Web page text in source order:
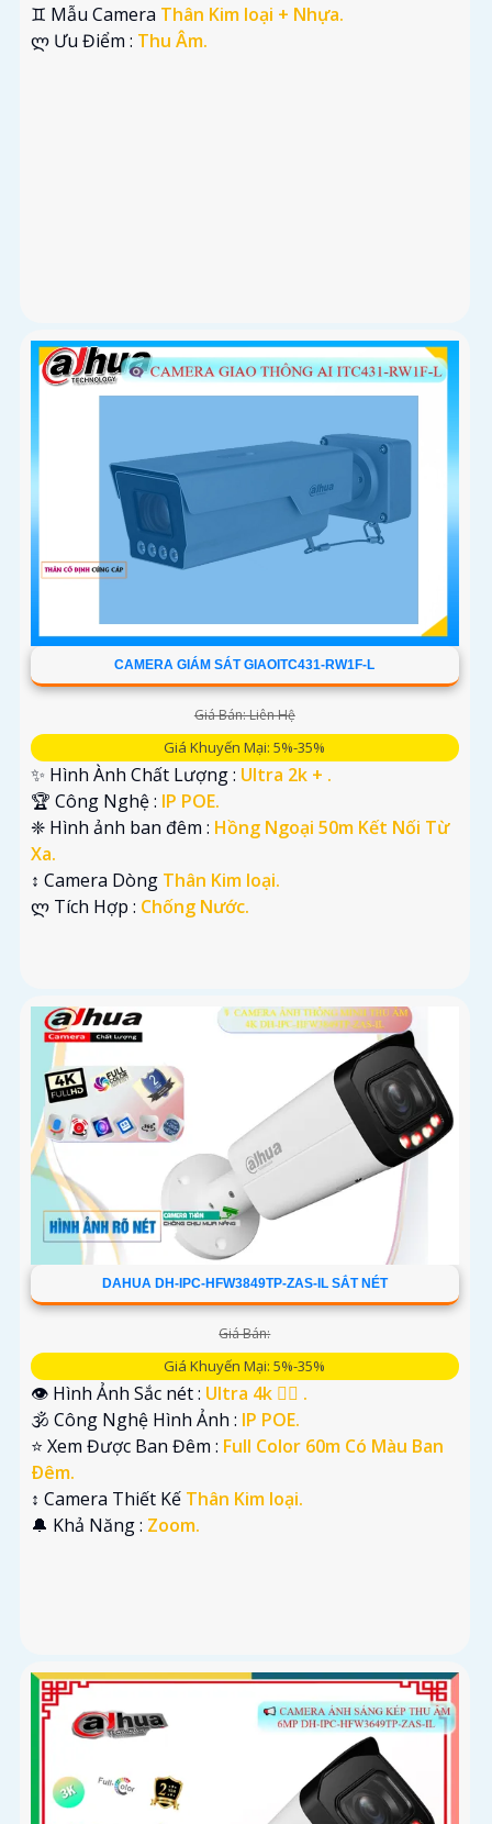
♊ Mẫu Camera Thân Kim loại + Nhựa.
️ლ Ưu Điểm : Thu Âm.
CAMERA GIÁM SÁT GIAOITC431-RW1F-L
Giá Bán: Liên Hệ
Giá Khuyến Mại: 5%-35%
✨ Hình Ành Chất Lượng : Ultra 2k + .
🏆 Công Nghệ : IP POE.
❈ Hình ảnh ban đêm : Hồng Ngoại 50m Kết Nối Từ
Xa.
↕️ Camera Dòng Thân Kim loại.
️ლ Tích Hợp : Chống Nước.
DAHUA DH-IPC-HFW3849TP-ZAS-IL SẮT NÉT
Giá Bán:
Giá Khuyến Mại: 5%-35%
👁 Hình Ảnh Sắc nét : Ultra 4k 👍🏾 .
🕉️ Công Nghệ Hình Ảnh : IP POE.
⭐ Xem Được Ban Đêm : Full Color 60m Có Màu Ban
Ðêm.
↕️ Camera Thiết Kế Thân Kim loại.
️🔔 Khả Năng : Zoom.